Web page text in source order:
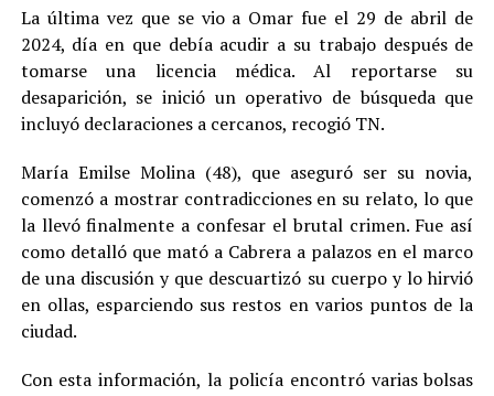
La última vez que se vio a Omar fue el 29 de abril de
2024, día en que debía acudir a su trabajo después de
tomarse una licencia médica. Al reportarse su
desaparición, se inició un operativo de búsqueda que
incluyó declaraciones a cercanos, recogió TN.
María Emilse Molina (48), que aseguró ser su novia,
comenzó a mostrar contradicciones en su relato, lo que
la llevó finalmente a confesar el brutal crimen. Fue así
como detalló que mató a Cabrera a palazos en el marco
de una discusión y que descuartizó su cuerpo y lo hirvió
en ollas, esparciendo sus restos en varios puntos de la
ciudad.
Con esta información, la policía encontró varias bolsas